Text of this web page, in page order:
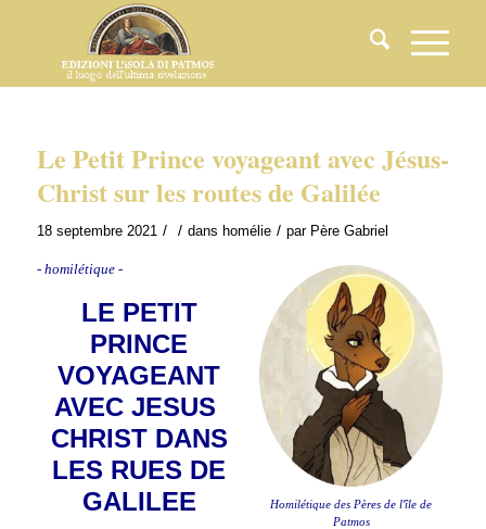
Le Petit Prince voyageant avec Jésus-
Christ sur les routes de Galilée
18 septembre 2021 / / dans homélie / par Père Gabriel
- homilétique -
Homilétique des Pères de l'île de
Patmos
LE PETIT
PRINCE
VOYAGEANT
AVEC JESUS ​​
CHRIST DANS
LES RUES DE
GALILEE